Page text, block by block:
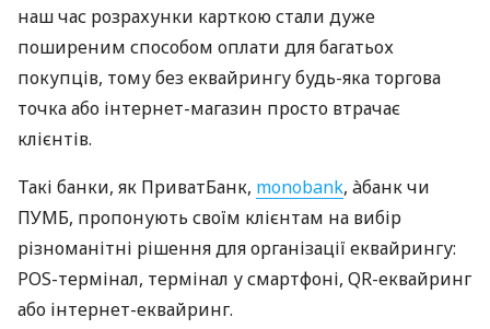
наш час розрахунки карткою стали дуже
поширеним способом оплати для багатьох
покупців, тому без еквайрингу будь-яка торгова
точка або інтернет-магазин просто втрачає
клієнтів.
Такі банки, як ПриватБанк, monobank, àбанк чи
ПУМБ, пропонують своїм клієнтам на вибір
різноманітні рішення для організації еквайрингу:
POS-термінал, термінал у смартфоні, QR-еквайринг
або інтернет-еквайринг.